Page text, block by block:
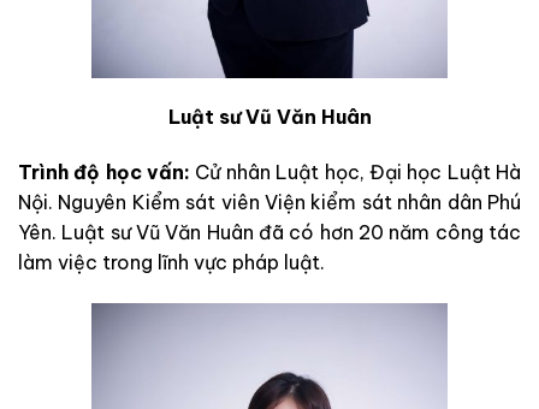
Luật sư Vũ Văn Huân
Trình độ học vấn: Cử nhân Luật học, Đại học Luật Hà
Nội. Nguyên Kiểm sát viên Viện kiểm sát nhân dân Phú
Yên. Luật sư Vũ Văn Huân đã có hơn 20 năm công tác
làm việc trong lĩnh vực pháp luật.